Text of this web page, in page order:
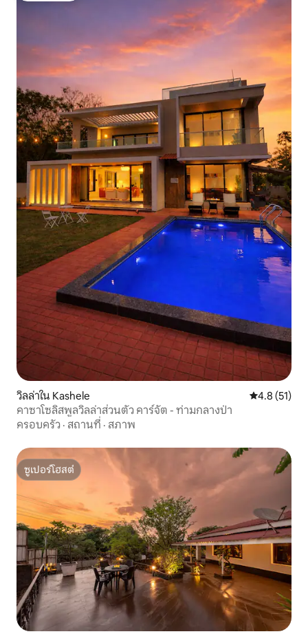
วิลล่าใน Kashele คะแนนเฉลี่ย
4.8 (51)
คาซาโซลิสพูลวิลล่าส่วนตัว คาร์จัต - ท่ามกลางป่า
ครอบครัว · สถานที่ · สภาพ
ซูเปอร์โฮสต์
ซูเปอร์โฮสต์